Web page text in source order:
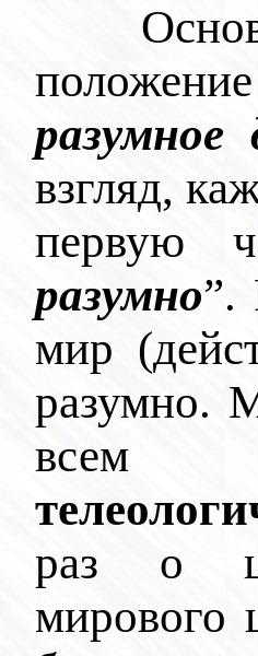
разумное
взгляд,
первую
разумно”.
мир
разумно.
всем
раз о
мирового